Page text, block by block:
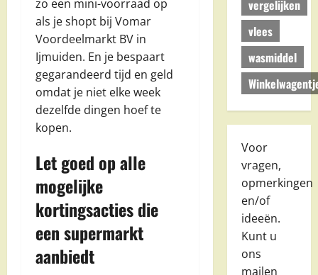
zo een mini-voorraad op
als je shopt bij Vomar
Voordeelmarkt BV in
Ijmuiden. En je bespaart
gegarandeerd tijd en geld
omdat je niet elke week
dezelfde dingen hoef te
kopen.
Let goed op alle
mogelijke
kortingsacties die
een supermarkt
aanbiedt
vergelijken
vlees
wasmiddel
Voor
vragen,
opmerkingen
en/of
ideeën.
Kunt u
ons
mailen